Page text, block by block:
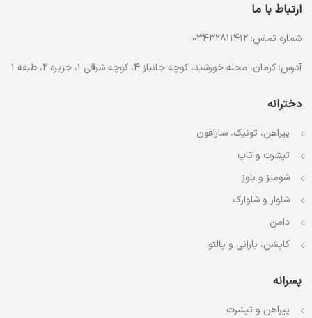
ارتباط با ما
شماره تماس: 03432811412
آدرس: کرمان، محله خورشید، کوچه جانباز 4، کوچه شرقی 1، جزیره 2، طبقه 1
دخترانه
پیراهن، تونیک، سارافون
تیشرت و تاپ
شومیز و بلوز
شلوار و شلوارک
دامن
کاپشن، بارانی و پالتو
پسرانه
پیراهن و تیشرت